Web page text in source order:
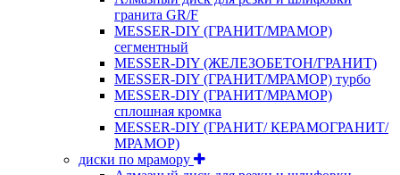
гранита GR/F
MESSER-DIY (ГРАНИТ/МРАМОР)
сегментный
MESSER-DIY (ЖЕЛЕЗОБЕТОН/ГРАНИТ)
MESSER-DIY (ГРАНИТ/МРАМОР) турбо
MESSER-DIY (ГРАНИТ/МРАМОР)
сплошная кромка
MESSER-DIY (ГРАНИТ/ КЕРАМОГРАНИТ/
МРАМОР)
диски по мрамору